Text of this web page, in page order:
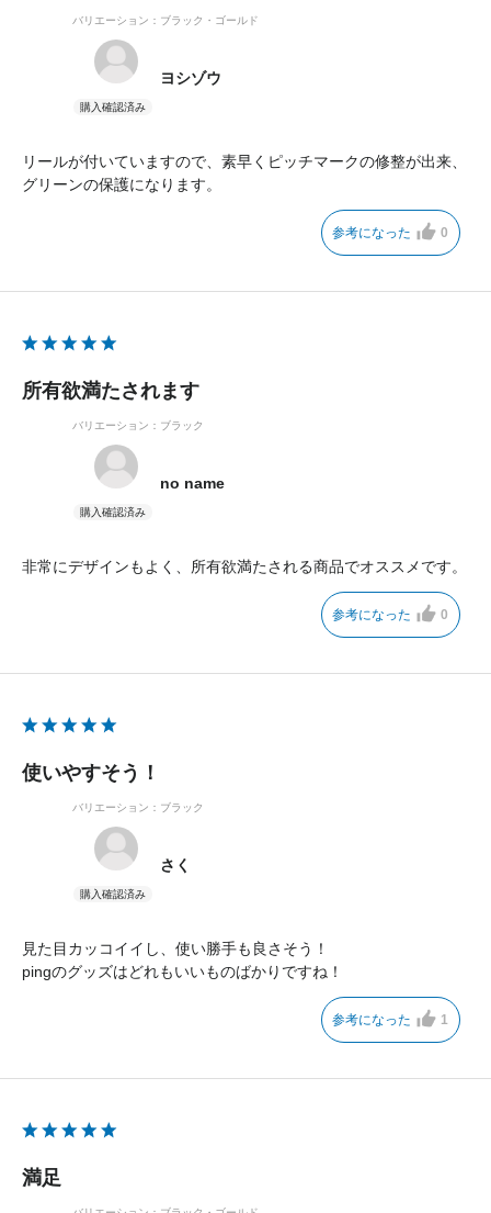
これから長く使う愛用品となりそうです！
バリエーション：ブラック・ゴールド
ヨシゾウ
リールが付いていますので、素早くピッチマークの修整が出来、
グリーンの保護になります。
参考になった 0
所有欲満たされます
バリエーション：ブラック
no name
非常にデザインもよく、所有欲満たされる商品でオススメです。
参考になった 0
使いやすそう！
バリエーション：ブラック
さく
見た目カッコイイし、使い勝手も良さそう！
pingのグッズはどれもいいものばかりですね！
参考になった 1
満足